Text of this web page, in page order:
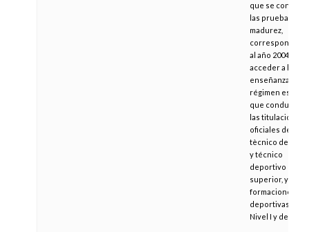
que se
las pruebas de
madurez,
al año 2004, para
acceder a las
enseñanzas de
régimen
que conducen a
las titulaciones
oficiales de
tècnico
y técnico
deportivo
superior, y a las
formaciones
deportivas de
Nivel I y de Nivel